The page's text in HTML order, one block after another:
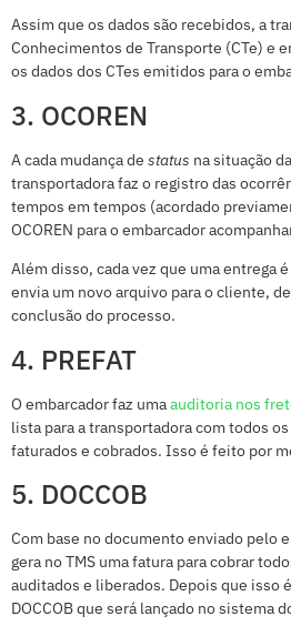
Assim que os dados são recebidos, a
Conhecimentos de Transporte (CTe) e
os dados dos CTes emitidos para o
3. OCOREN
A cada mudança de status na situação
transportadora faz o registro das
tempos em tempos (acordado
OCOREN para o embarcador
Além disso, cada vez que uma entrega
envia um novo arquivo para o cliente,
conclusão do processo.
4. PREFAT
O embarcador faz umaauditoria nos
lista para a transportadora com todos
faturados e cobrados. Isso é feito por
5. DOCCOB
Com base no documento enviado pelo
gera no TMS uma fatura para cobrar
auditados e liberados. Depois que isso
DOCCOB que será lançado no sistema